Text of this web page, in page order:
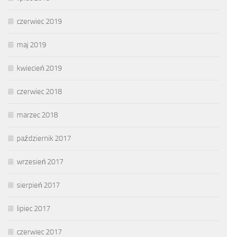
czerwiec 2019
maj 2019
kwiecień 2019
czerwiec 2018
marzec 2018
październik 2017
wrzesień 2017
sierpień 2017
lipiec 2017
czerwiec 2017